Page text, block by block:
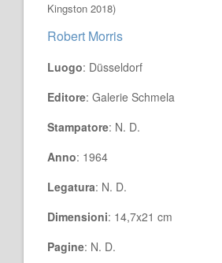
Kingston 2018)
Robert Morris
Luogo: Düsseldorf
Editore: Galerie Schmela
Stampatore: N. D.
Anno: 1964
Legatura: N. D.
Dimensioni: 14,7x21 cm
Pagine: N. D.